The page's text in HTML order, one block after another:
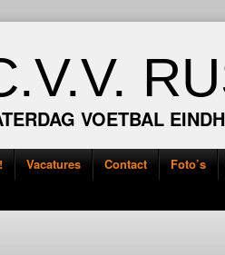
VOETBAL
Vacatures Contact Foto’s